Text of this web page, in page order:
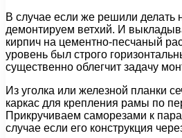
В случае если же решили делать
демонтируем ветхий. И
кирпич на цементно-песчаный
уровень был строго
существенно облегчит задачу
Из уголка или железной планки
каркас для крепления рамы по
Прикручиваем саморезами к
случае если его конструкция